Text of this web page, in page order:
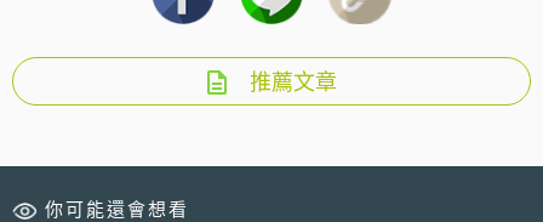
推薦文章
你可能還會想看